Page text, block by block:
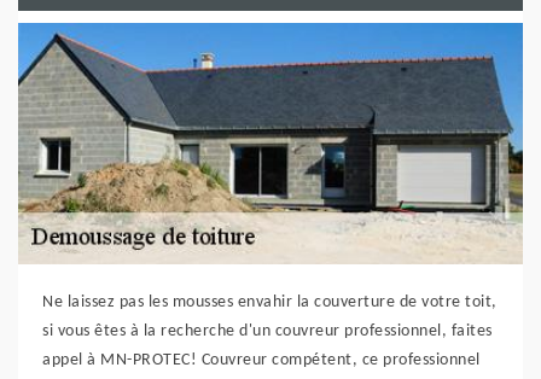
Ne laissez pas les mousses envahir la couverture de votre toit,
si vous êtes à la recherche d'un couvreur professionnel, faites
appel à MN-PROTEC! Couvreur compétent, ce professionnel